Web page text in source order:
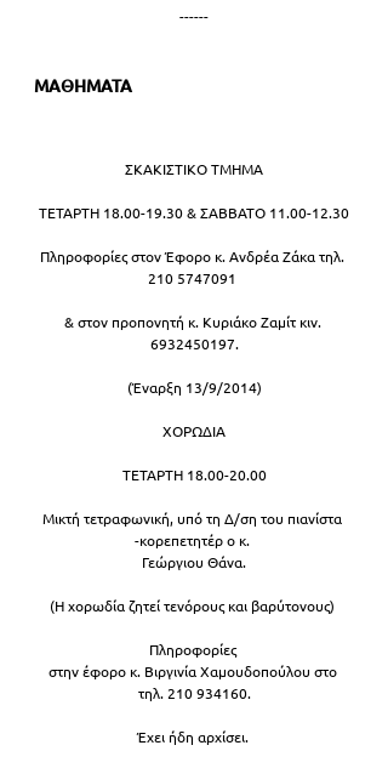
------
ΜΑΘΗΜΑΤΑ
ΣΚΑΚΙΣΤΙΚΟ ΤΜΗΜΑ
ΤΕΤΑΡΤΗ 18.00-19.30 & ΣΑΒΒΑΤΟ 11.00-12.30
Πληροφορίες στον Έφορο κ. Ανδρέα Ζάκα τηλ.
210 5747091
& στον προπονητή κ. Κυριάκο Ζαμίτ κιν.
6932450197.
(Έναρξη 13/9/2014)
ΧΟΡΩΔΙΑ
ΤΕΤΑΡΤΗ 18.00-20.00
Μικτή τετραφωνική, υπό τη Δ/ση του πιανίστα
-κορεπετητέρ ο κ.
Γεώργιου Θάνα.
(Η χορωδία ζητεί τενόρους και βαρύτονους)
Πληροφορίες
στην έφορο κ. Βιργινία Χαμουδοπούλου στο
τηλ. 210 934160.
Έχει ήδη αρχίσει.